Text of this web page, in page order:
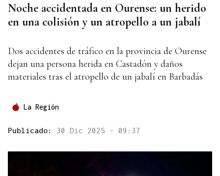
Noche accidentada en Ourense: un herido
en una colisión y un atropello a un jabalí
Dos accidentes de tráfico en la provincia de Ourense
dejan una persona herida en Castadón y daños
materiales tras el atropello de un jabalí en Barbadás
La Región
Publicado: 30 Dic 2025 - 09:37